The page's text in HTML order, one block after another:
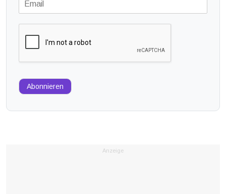
Abonnieren
Anzeige